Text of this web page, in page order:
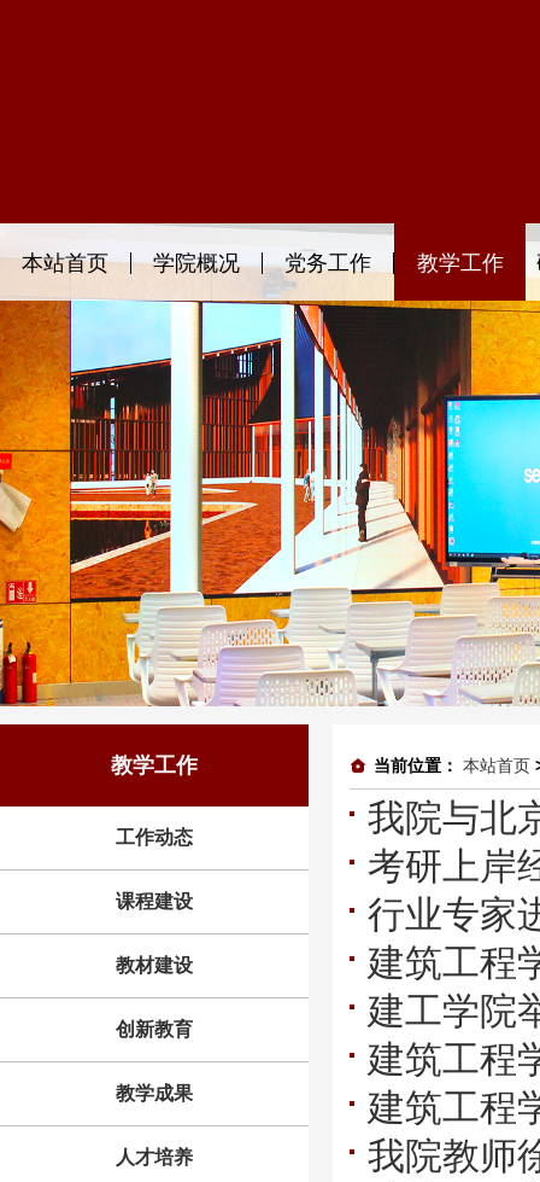
本站首页 学院概况 党务工作 教学工作
教学工作
工作动态
课程建设
教材建设
创新教育
教学成果
人才培养
当前位置： 本站首页
我院与北
会
考研上岸
行业专家
生莅临我
建筑工程
用”培训讲
建工学院
建筑工程
院卫星会
建筑工程
我院教师